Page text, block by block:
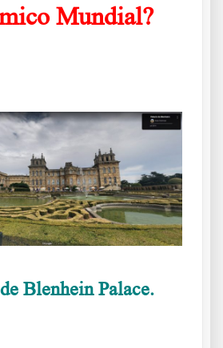
Mundial?
Blenhein Palace.